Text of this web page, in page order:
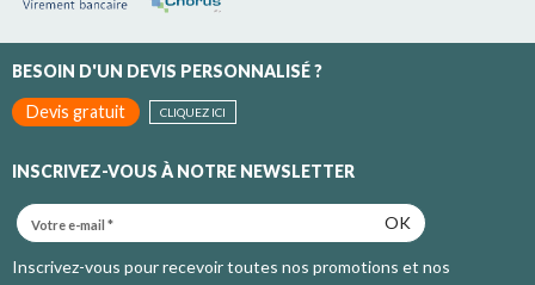
BESOIN D'UN DEVIS PERSONNALISÉ ?
Devis gratuit
CLIQUEZ ICI
INSCRIVEZ-VOUS À NOTRE NEWSLETTER
OK
Inscrivez-vous pour recevoir toutes nos promotions et nos